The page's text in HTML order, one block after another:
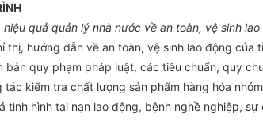
hiệu quả quản lý nhà nước về an toàn, vệ sinh lao
thị, hướng dẫn về an toàn, vệ sinh lao động của
bản quy phạm pháp luật, các tiêu chuẩn, quy chu
kiểm tra chất lượng sản phẩm hàng hóa
tình hình tai nạn lao động, bệnh nghề nghiệp,